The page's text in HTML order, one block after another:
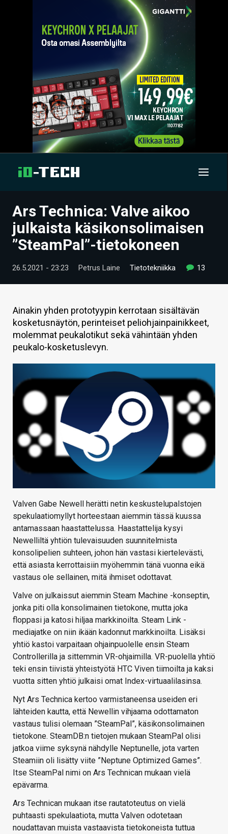
UUTISET
ARTIKKELIT
VIDEOT
TECHBBS
TIETOA
HINTA.FI
KAUPPA
HAKU
Ars Technica: Valve aikoo
julkaista käsikonsolimaisen
”SteamPal”-tietokoneen
26.5.2021 - 23:23 Petrus Laine Tietotekniikka 13
Ainakin yhden prototyypin kerrotaan sisältävän
kosketusnäytön, perinteiset peliohjainpainikkeet,
molemmat peukalotikut sekä vähintään yhden
peukalo-kosketuslevyn.
Valven Gabe Newell herätti netin keskustelupalstojen
spekulaatiomyllyt horteestaan aiemmin tässä kuussa
antamassaan haastattelussa. Haastattelija kysyi
Newelliltä yhtiön tulevaisuuden suunnitelmista
konsolipelien suhteen, johon hän vastasi kiertelevästi,
että asiasta kerrottaisiin myöhemmin tänä vuonna eikä
vastaus ole sellainen, mitä ihmiset odottavat.
Valve on julkaissut aiemmin Steam Machine -konseptin,
jonka piti olla konsolimainen tietokone, mutta joka
floppasi ja katosi hiljaa markkinoilta. Steam Link -
mediajatke on niin ikään kadonnut markkinoilta. Lisäksi
yhtiö kastoi varpaitaan ohjainpuolelle ensin Steam
Controllerilla ja sittemmin VR-ohjaimilla. VR-puolella yhtiö
teki ensin tiivistä yhteistyötä HTC Viven tiimoilta ja kaksi
vuotta sitten yhtiö julkaisi omat Index-virtuaalilasinsa.
Nyt Ars Technica kertoo varmistaneensa useiden eri
lähteiden kautta, että Newellin vihjaama odottamaton
vastaus tulisi olemaan ”SteamPal”, käsikonsolimainen
tietokone. SteamDB:n tietojen mukaan SteamPal olisi
jatkoa viime syksynä nähdylle Neptunelle, jota varten
Steamiin oli lisätty viite ”Neptune Optimized Games”.
Itse SteamPal nimi on Ars Technican mukaan vielä
epävarma.
Ars Technican mukaan itse rautatoteutus on vielä
puhtaasti spekulaatiota, mutta Valven odotetaan
noudattavan muista vastaavista tietokoneista tuttua